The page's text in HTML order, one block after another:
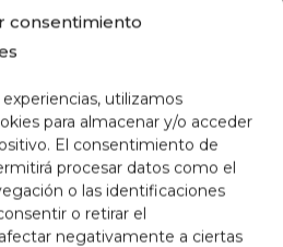
consentimiento
utilizamos
para almacenar y/o acceder
El consentimiento de
procesar datos como el
o las identificaciones
o retirar el
negativamente a ciertas
rojos
y la sequedad son
visual. Al mantener la
durante largos períodos,
de manera